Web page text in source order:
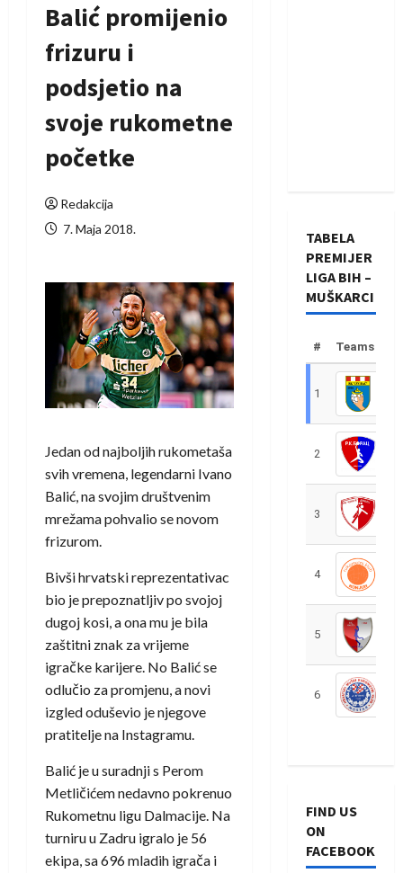
Balić promijenio
frizuru i
podsjetio na
svoje rukometne
početke
Redakcija
7. Maja 2018.
Jedan od najboljih rukometaša
svih vremena, legendarni Ivano
Balić, na svojim društvenim
mrežama pohvalio se novom
frizurom.
Bivši hrvatski reprezentativac
bio je prepoznatljiv po svojoj
dugoj kosi, a ona mu je bila
zaštitni znak za vrijeme
igračke karijere. No Balić se
odlučio za promjenu, a novi
izgled oduševio je njegove
pratitelje na Instagramu.
Balić je u suradnji s Perom
Metličićem nedavno pokrenuo
Rukometnu ligu Dalmacije. Na
turniru u Zadru igralo je 56
ekipa, sa 696 mladih igrača i
TABELA
PREMIJER
LIGA BIH –
MUŠKARCI
# Teams
1
2
3
4
5
6
FIND US
ON
FACEBOOK